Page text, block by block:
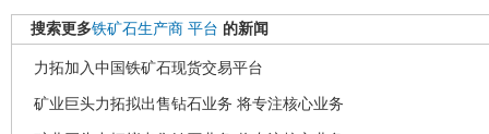
搜索更多铁矿石生产商 平台 的新闻
力拓加入中国铁矿石现货交易平台
矿业巨头力拓拟出售钻石业务 将专注核心业务